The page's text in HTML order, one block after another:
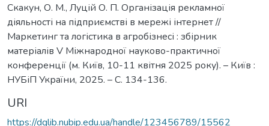
Скакун, О. М., Луцій О. П. Організація рекламної
діяльності на підприємстві в мережі інтернет //
Маркетинг та логістика в агробізнесі : збірник
матеріалів V Міжнародної науково-практичної
конференції (м. Київ, 10-11 квітня 2025 року). – Київ :
НУБіП України, 2025. – С. 134-136.
URI
https://dglib.nubip.edu.ua/handle/123456789/15562